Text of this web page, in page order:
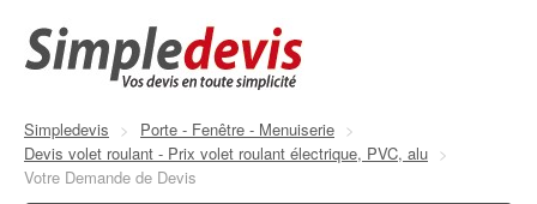
Simpledevis > Porte - Fenêtre - Menuiserie >
Devis volet roulant - Prix volet roulant électrique, PVC, alu >
Votre Demande de Devis